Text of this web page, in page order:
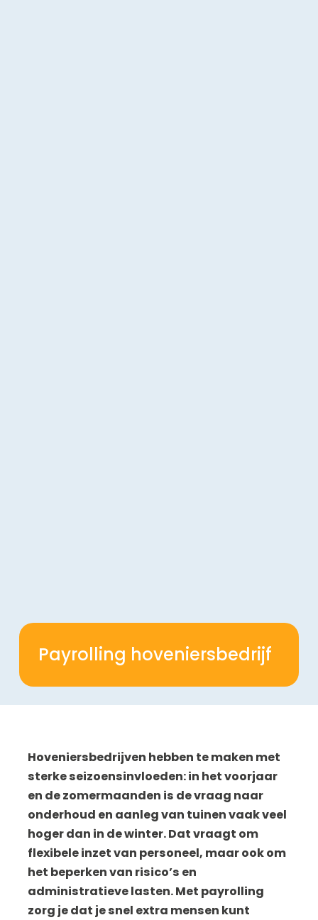
Payrolling hoveniersbedrijf
Hoveniersbedrijven hebben te maken met
sterke seizoensinvloeden: in het voorjaar
en de zomermaanden is de vraag naar
onderhoud en aanleg van tuinen vaak veel
hoger dan in de winter. Dat vraagt om
flexibele inzet van personeel, maar ook om
het beperken van risico’s en
administratieve lasten. Met payrolling
zorg je dat je snel extra mensen kunt